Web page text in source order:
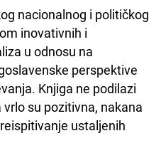
nacionalnog i političkog
inovativnih i
u odnosu na
perspektive
Knjiga ne podilazi
su pozitivna, nakana
ustaljenih